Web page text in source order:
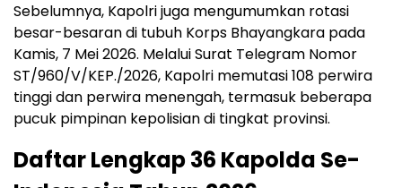
Sebelumnya, Kapolri juga mengumumkan rotasi
besar-besaran di tubuh Korps Bhayangkara pada
Kamis, 7 Mei 2026. Melalui Surat Telegram Nomor
ST/960/V/KEP./2026, Kapolri memutasi 108 perwira
tinggi dan perwira menengah, termasuk beberapa
pucuk pimpinan kepolisian di tingkat provinsi.
Daftar Lengkap 36 Kapolda Se-